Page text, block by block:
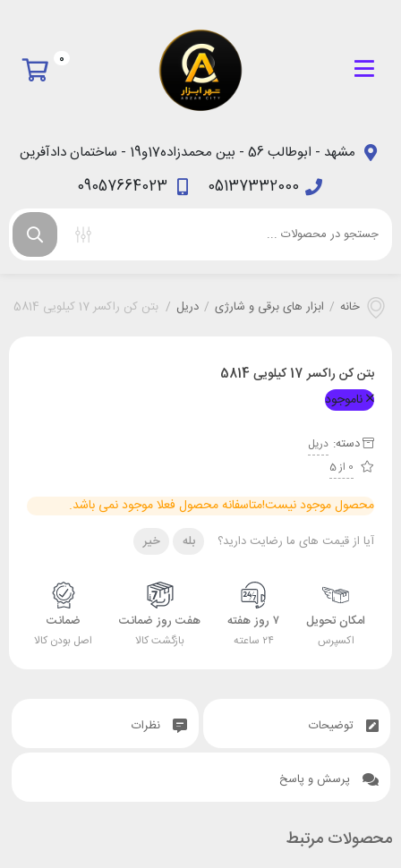
0
مشهد - ابوطالب 56 - بین محمدزاده17و19 - ساختمان دادآفرین
05137332000
09057664023
خانه / ابزار های برقی و شارژی / دریل / بتن کن راکسر 17 کیلویی 5814
بتن کن راکسر 17 کیلویی 5814
ناموجود
دسته: دریل
0 از 5
محصول موجود نیست!متاسفانه محصول فعلا موجود نمی باشد.
آیا از قیمت های ما رضایت دارید؟ بله خیر
امکان تحویل
اکسپرس
۷ روز هفته
۲۴ ساعته
هفت روز ضمانت
بازگشت کالا
ضمانت
اصل بودن کالا
توضیحات نظرات
پرسش و پاسخ
محصولات مرتبط